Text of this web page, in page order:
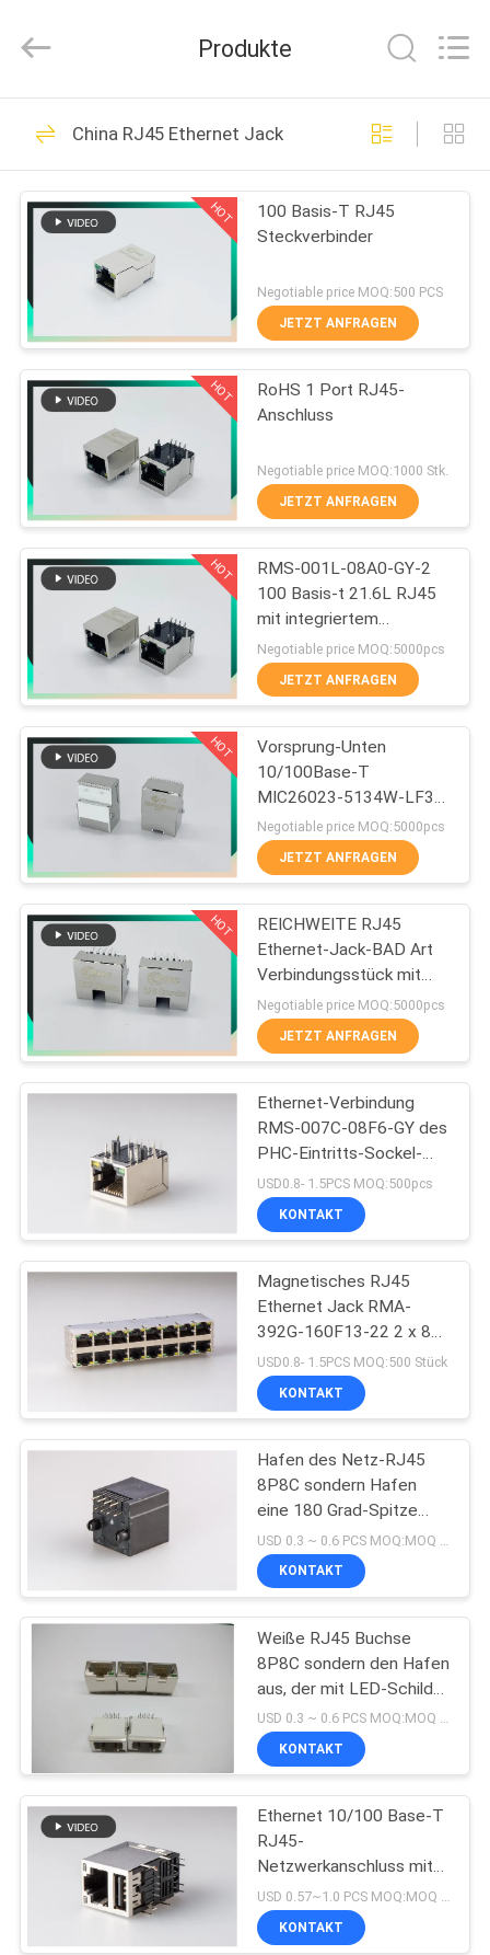
HAUS
PRODUKTE
UNS
FABRIK-
AUSFLUG
QUALITÄTSKONTROLLE
TRETEN
SIE
UNS
IN
VERBINDUNG
SHOW
SITEMAP
PRIVACY
POLICY
Reserved.
rj45 modularer Jack
82
RJ45 Ethernet Jack
34
Magnetisches RJ45
Jack
33
RJ11 RJ45 Jack
21
90 Grad rj45
16
SMD RJ45
POE Rj45 Jack
10
Verbindungsstück
RJ45 USB
Produkte
China RJ45 Ethernet Jack
HOT
100 Basis-T RJ45
Steckverbinder
Negotiable price MOQ:500 PCS
JETZT ANFRAGEN
HOT
RoHS 1 Port RJ45-
Anschluss
Negotiable price MOQ:1000 Stk.
JETZT ANFRAGEN
HOT
RMS-001L-08A0-GY-2
100 Basis-t 21.6L RJ45
mit integriertem
Magnetics mit G/Y LED
Negotiable price MOQ:5000pcs
JETZT ANFRAGEN
HOT
Vorsprung-Unten
10/100Base-T
MIC26023-5134W-LF3
PHCONN SMTs RJ45
Verbindungsstück-1x1
Negotiable price MOQ:5000pcs
JETZT ANFRAGEN
HOT
REICHWEITE RJ45
Ethernet-Jack-BAD Art
Verbindungsstück mit
Offsetart LED 8P8C mit
Clipn
Negotiable price MOQ:5000pcs
JETZT ANFRAGEN
Ethernet-Verbindung
RMS-007C-08F6-GY des
PHC-Eintritts-Sockel-
RJ45 modularer Jack
USD0.8- 1.5PCS MOQ:500pcs
KONTAKT
Magnetisches RJ45
Ethernet Jack RMA-
392G-160F13-22 2 x 8
Hafen PBT
USD0.8- 1.5PCS MOQ:500 Stück
KONTAKT
Hafen des Netz-RJ45
8P8C sondern Hafen
eine 180 Grad-Spitze
Entery-Netz aus
KONTAKT
Weiße RJ45 Buchse
8P8C sondern den Hafen
aus, der mit LED-Schild
sinkt
USD 0.3 ~ 0.6 PCS MOQ:MOQ 500- 5 KPCS
KONTAKT
Ethernet 10/100 Base-T
RJ45-
Netzwerkanschluss mit
USB-Anschluss /
Abschirmung / LED
USD 0.57~1.0 PCS MOQ:MOQ 500- 5 KPCS
KONTAKT